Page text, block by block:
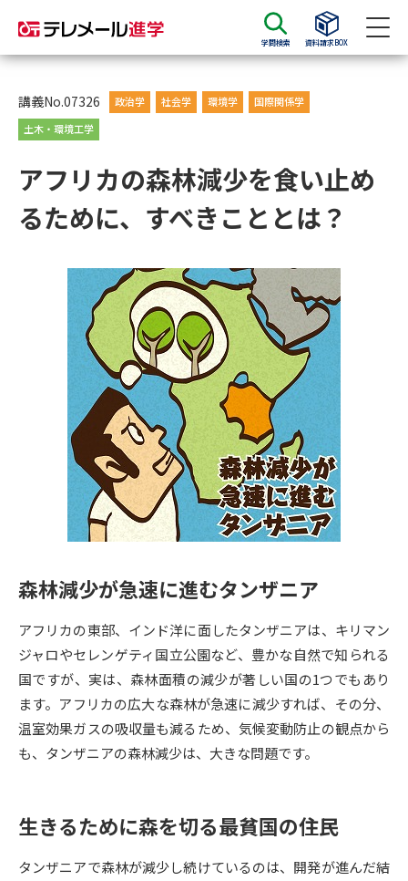
学問検索 資料請求BOX
資料請求 資料検索
大学・短大の資料種類から請求
大学パンフ 学部・学科パンフ
集要項＆願書
募集要項＆願書
大学・短大以外の資料から請求
専門学校の資料請求 大学院の資料請求
留学・進学関連、塾・予備校
大学入学共通テスト「受験案
内」の請求
大学入学共通テスト「受験上の
配慮案内」の請求
高等学校卒業程度認定試験
高等学校（情報）教員資格認定
大学研究 大学検索
大学で学べる内容や特徴を調べる
講義No.07326 政治学 社会学 環境学
国際関係学
土木・環境工学
アフリカの森林減少を食い止め
るために、すべきこととは？
森林減少が急速に進むタンザニア
アフリカの東部、インド洋に面したタンザニアは、キリマン
ジャロやセレンゲティ国立公園など、豊かな自然で知られる
国ですが、実は、森林面積の減少が著しい国の1つでもあり
ます。アフリカの広大な森林が急速に減少すれば、その分、
温室効果ガスの吸収量も減るため、気候変動防止の観点から
も、タンザニアの森林減少は、大きな問題です。
生きるために森を切る最貧国の住民
タンザニアで森林が減少し続けているのは、開発が進んだ結